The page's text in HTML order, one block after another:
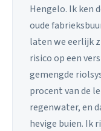
Hengelo. Ik ken
oude
laten we eerlijk
risico op een
gemengde
procent van de
regenwater, en
hevige buien. Ik